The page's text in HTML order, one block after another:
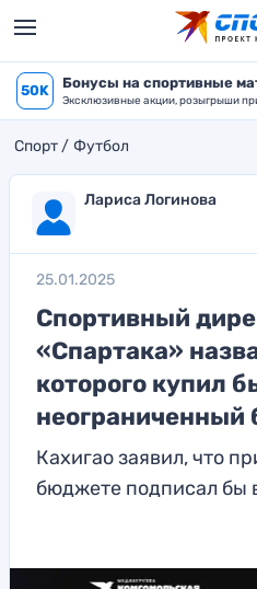
50K Бонусы на спортивные
Эксклюзивные акции, розыгрыши
Спорт Футбол
Лариса Логинова
25.01.2025
Спортивный
«Спартака»
которого купил
Кахигао заявил, что
бюджете подписал бы